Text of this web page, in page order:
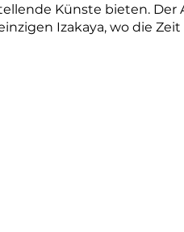
Künste bieten. Der
Izakaya, wo die